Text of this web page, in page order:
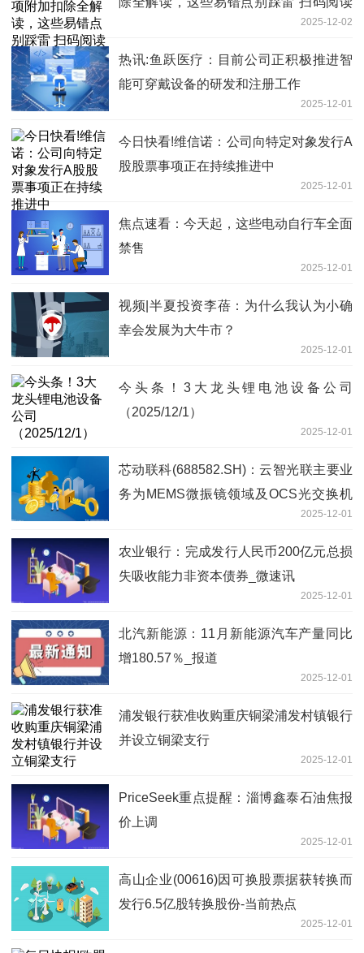
2025-12-02
热讯:鱼跃医疗：目前公司正积极推进智
能可穿戴设备的研发和注册工作
2025-12-01
今日快看!维信诺：公司向特定对象发行A
股股票事项正在持续推进中
2025-12-01
焦点速看：今天起，这些电动自行车全面
禁售
2025-12-01
视频|半夏投资李蓓：为什么我认为小确
幸会发展为大牛市？
2025-12-01
今头条！3大龙头锂电池设备公司
（2025/12/1）
2025-12-01
芯动联科(688582.SH)：云智光联主要业
务为MEMS微振镜领域及OCS光交换机
2025-12-01
农业银行：完成发行人民币200亿元总损
失吸收能力非资本债券_微速讯
2025-12-01
北汽新能源：11月新能源汽车产量同比
增180.57％_报道
2025-12-01
浦发银行获准收购重庆铜梁浦发村镇银行
并设立铜梁支行
2025-12-01
PriceSeek重点提醒：淄博鑫泰石油焦报
价上调
2025-12-01
高山企业(00616)因可换股票据获转换而
发行6.5亿股转换股份-当前热点
2025-12-01